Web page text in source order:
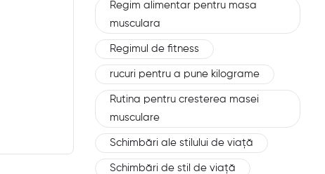
Regim alimentar pentru masa
musculara
Regimul de fitness
rucuri pentru a pune kilograme
Rutina pentru cresterea masei
musculare
Schimbări ale stilului de viață
Schimbări de stil de viață